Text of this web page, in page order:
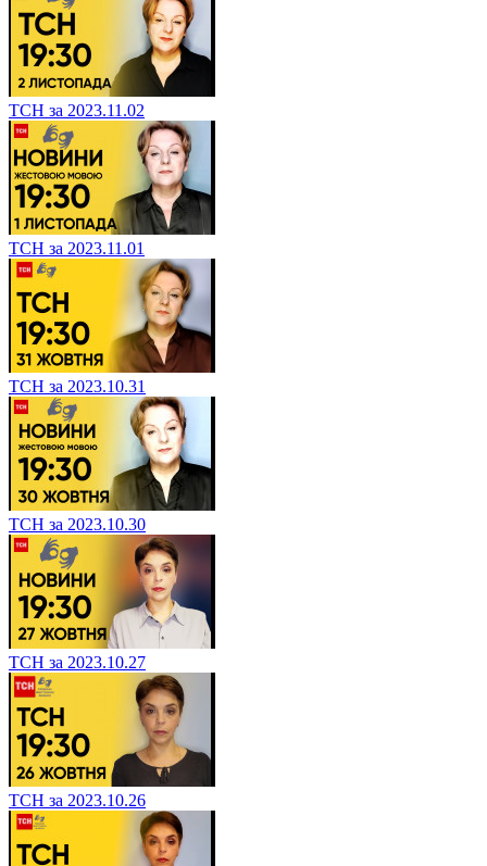
ТСН за 2023.11.02
ТСН за 2023.11.01
ТСН за 2023.10.31
ТСН за 2023.10.30
ТСН за 2023.10.27
ТСН за 2023.10.26